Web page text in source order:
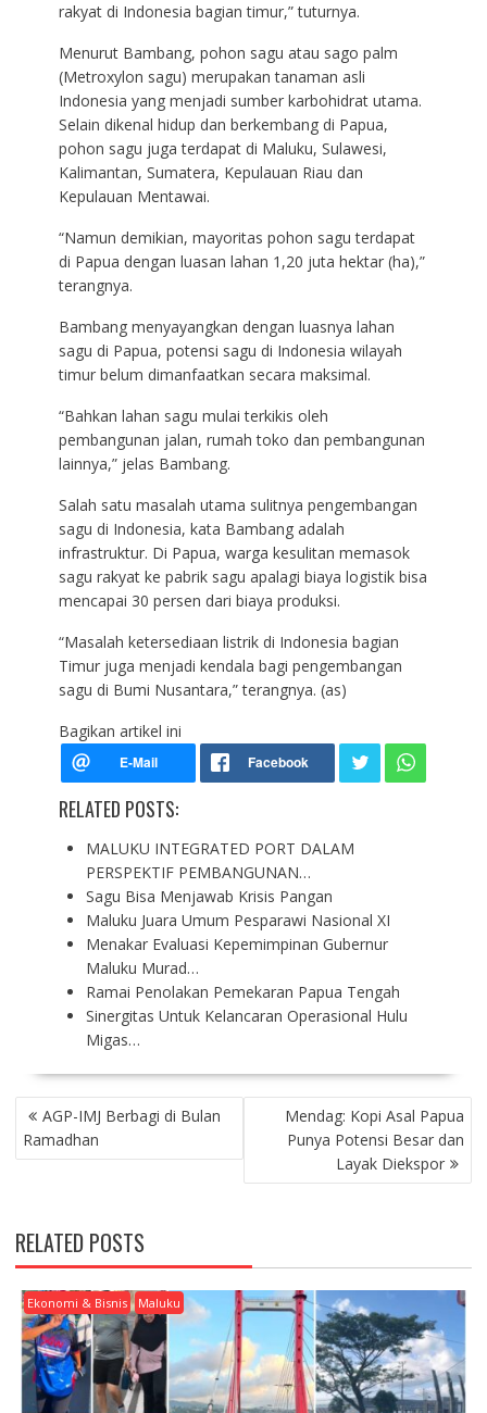
rakyat di Indonesia bagian timur,” tuturnya.
Menurut Bambang, pohon sagu atau sago palm
(Metroxylon sagu) merupakan tanaman asli
Indonesia yang menjadi sumber karbohidrat utama.
Selain dikenal hidup dan berkembang di Papua,
pohon sagu juga terdapat di Maluku, Sulawesi,
Kalimantan, Sumatera, Kepulauan Riau dan
Kepulauan Mentawai.
“Namun demikian, mayoritas pohon sagu terdapat
di Papua dengan luasan lahan 1,20 juta hektar (ha),”
terangnya.
Bambang menyayangkan dengan luasnya lahan
sagu di Papua, potensi sagu di Indonesia wilayah
timur belum dimanfaatkan secara maksimal.
“Bahkan lahan sagu mulai terkikis oleh
pembangunan jalan, rumah toko dan pembangunan
lainnya,” jelas Bambang.
Salah satu masalah utama sulitnya pengembangan
sagu di Indonesia, kata Bambang adalah
infrastruktur. Di Papua, warga kesulitan memasok
sagu rakyat ke pabrik sagu apalagi biaya logistik bisa
mencapai 30 persen dari biaya produksi.
“Masalah ketersediaan listrik di Indonesia bagian
Timur juga menjadi kendala bagi pengembangan
sagu di Bumi Nusantara,” terangnya. (as)
Bagikan artikel ini
RELATED POSTS:
MALUKU INTEGRATED PORT DALAM
PERSPEKTIF PEMBANGUNAN…
Sagu Bisa Menjawab Krisis Pangan
Maluku Juara Umum Pesparawi Nasional XI
Menakar Evaluasi Kepemimpinan Gubernur
Maluku Murad…
Ramai Penolakan Pemekaran Papua Tengah
Sinergitas Untuk Kelancaran Operasional Hulu
Migas…
P
O
S
A
V
I
G
A
T
AGP-IMJ Berbagi di Bulan
Ramadhan
Mendag: Kopi Asal Papua
Punya Potensi Besar dan
Layak Diekspor
RELATED POSTS
Ekonomi & Bisnis Maluku